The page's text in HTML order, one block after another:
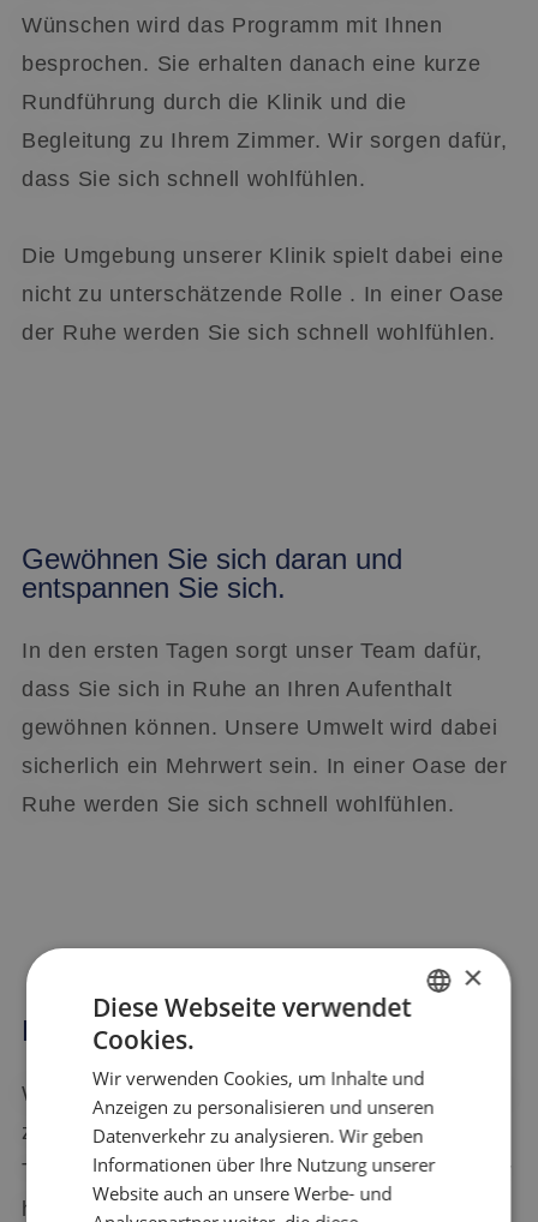
Wünschen wird das Programm mit Ihnen
besprochen. Sie erhalten danach eine kurze
Rundführung durch die Klinik und die
Begleitung zu Ihrem Zimmer. Wir sorgen dafür,
dass Sie sich schnell wohlfühlen.
Die Umgebung unserer Klinik spielt dabei eine
nicht zu unterschätzende Rolle . In einer Oase
der Ruhe werden Sie sich schnell wohlfühlen.
Gewöhnen Sie sich daran und
entspannen Sie sich.
In den ersten Tagen sorgt unser Team dafür,
dass Sie sich in Ruhe an Ihren Aufenthalt
gewöhnen können. Unsere Umwelt wird dabei
sicherlich ein Mehrwert sein. In einer Oase der
Ruhe werden Sie sich schnell wohlfühlen.
Das Therapieangebot :
Wir beginnen unser therapeutisches Programm
zeitnah nach Ihrer Aufnahme. Unser
Therapieangebot ist sehr vielfältig und auf sehr
hohem Niveau. Sie können mit mehreren
ENGLISH
×
Diese Webseite verwendet
Cookies.
Wir verwenden Cookies, um Inhalte und
Anzeigen zu personalisieren und unseren
Datenverkehr zu analysieren. Wir geben
Informationen über Ihre Nutzung unserer
Website auch an unsere Werbe- und